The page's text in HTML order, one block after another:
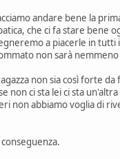
andare bene la
che ci fa stare bene
a piacerle in
non sarà nemmeno
non sia così forte
non ci sta lei ci sta
non abbiamo voglia di